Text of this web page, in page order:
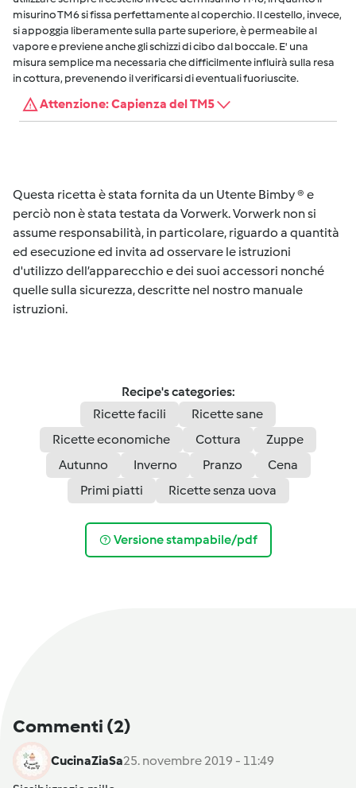
misurino TM6 si fissa perfettamente al coperchio. Il cestello, invece,
si appoggia liberamente sulla parte superiore, è permeabile al
vapore e previene anche gli schizzi di cibo dal boccale. E' una
misura semplice ma necessaria che difficilmente influirà sulla resa
in cottura, prevenendo il verificarsi di eventuali fuoriuscite.
Attenzione: Capienza del TM5
Questa ricetta è stata fornita da un Utente Bimby ® e
perciò non è stata testata da Vorwerk. Vorwerk non si
assume responsabilità, in particolare, riguardo a quantità
ed esecuzione ed invita ad osservare le istruzioni
d'utilizzo dell’apparecchio e dei suoi accessori nonché
quelle sulla sicurezza, descritte nel nostro manuale
istruzioni.
Recipe's categories:
Ricette facili
Ricette sane
Ricette economiche
Cottura
Zuppe
Autunno
Inverno Pranzo
Cena
Primi piatti
Ricette senza uova
Versione stampabile/pdf
Commenti (2)
CucinaZiaSa25. novembre 2019 - 11:49